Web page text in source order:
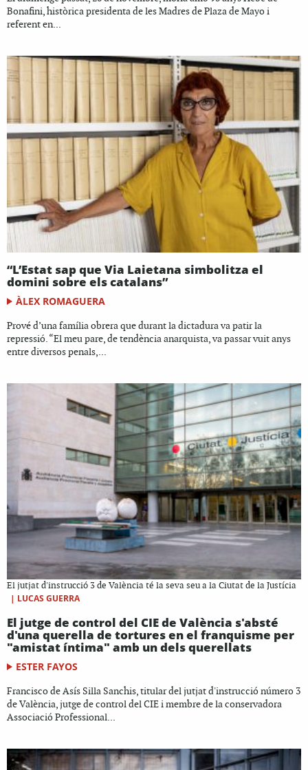
Bonafini, històrica presidenta de les Madres de Plaza de Mayo i
referent en...
“L’Estat sap que Via Laietana simbolitza el
domini sobre els catalans”
ÀLEX ROMAGUERA
Prové d’una família obrera que durant la dictadura va patir la
repressió. “El meu pare, de tendència anarquista, va passar vuit anys
entre diversos penals,...
El jutjat d'instrucció 3 de València té la seva seu a la Ciutat de la Justícia
| LUCAS GUERRA
El jutge de control del CIE de València s'absté
d'una querella de tortures en el franquisme per
"amistat íntima" amb un dels querellats
ESTER FAYOS
Francisco de Asís Silla Sanchis, titular del jutjat d'instrucció número 3
de València, jutge de control del CIE i membre de la conservadora
Associació Professional...